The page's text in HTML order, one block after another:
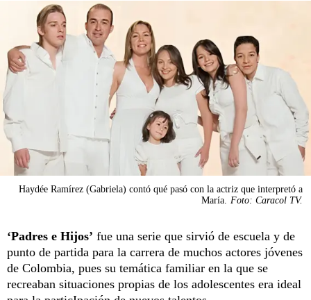
Haydée Ramírez (Gabriela) contó qué pasó con la actriz que interpretó a
María.
Foto: Caracol TV.
‘Padres e Hijos’ fue una serie que sirvió de escuela y de
punto de partida para la carrera de muchos actores jóvenes
de Colombia, pues su temática familiar en la que se
recreaban situaciones propias de los adolescentes era ideal